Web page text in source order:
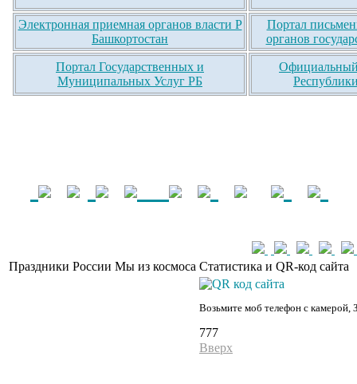
Электронная приемная органов власти Р
Башкортостан
Портал
органов
Портал Государственных и
Муниципальных Услуг РБ
Официальный
Праздники России Мы из космоса Статистика и QR-код сайта
Возьмите моб телефон с камерой,
777
Вверх